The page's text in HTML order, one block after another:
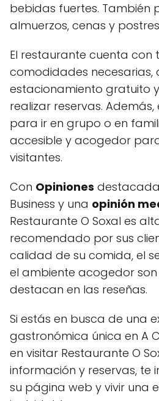
bebidas fuertes. También
almuerzos, cenas y
El restaurante cuenta con
comodidades necesarias,
estacionamiento gratuito
realizar reservas.
para ir en grupo o en
accesible y acogedor
visitantes.
Con Opiniones
Business y una opinión
Restaurante O Soxal es
recomendado por sus
calidad de su comida, el
el ambiente acogedor
destacan en las reseñas.
Si estás en busca de una
gastronómica única en A
en visitar Restaurante O
información y reservas, te
su página web y vivir una